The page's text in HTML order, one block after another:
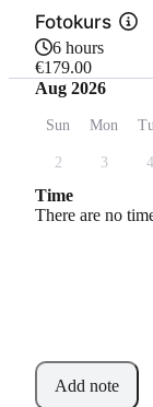
Fotokurs
6 hours
€179.00
Aug 2026
Sun Mon
2 3 4
Time
There are no
Add note